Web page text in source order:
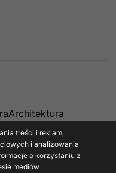
Architektura
treści i reklam,
i analizowania
o korzystaniu z
mediów